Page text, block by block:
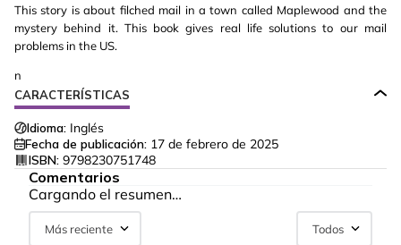
This story is about filched mail in a town called Maplewood and the
mystery behind it. This book gives real life solutions to our mail
problems in the US.
n
CARACTERÍSTICAS
Idioma: Inglés
Fecha de publicación: 17 de febrero de 2025
ISBN: 9798230751748
Comentarios
Cargando el resumen…
Más reciente Todos